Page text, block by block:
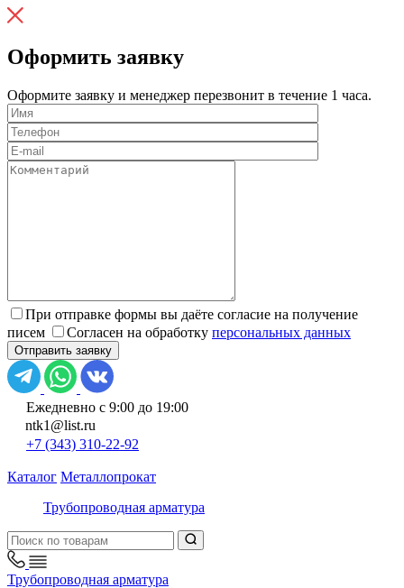
Оформить заявку
Оформите заявку и менеджер перезвонит в течение 1 часа.
При отправке формы вы даёте согласие на получение
писем
Согласен на обработку персональных данных
Ежедневно с 9:00 до 19:00
ntk1@list.ru
+7 (343) 310-22-92
Каталог Металлопрокат
Трубопроводная арматура
Трубопроводная арматура